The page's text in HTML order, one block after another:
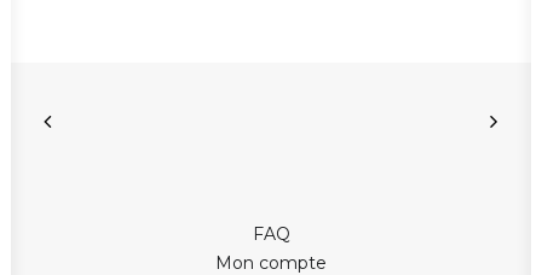
FAQ
Mon compte